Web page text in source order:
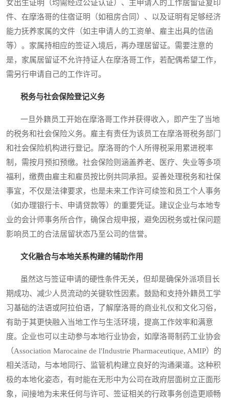
女出生证明（均需经过公证认证）、主申请人的工作居留证复印
件、在摩洛哥的住宿证明（如租房合同）、以及证明有足够经济
能力抚养家属的文件（如主申请人的工资单、雇主出具的信函
等）。家属持相应的签证入境后，再办理居留证。需要注意的
是，家属居留证不允许持证人在摩洛哥工作，若配偶希望工作，
需另行申请自己的工作许可。
税务与社会保险登记义务
一旦外籍员工开始在摩洛哥工作并获得收入，即产生了当地
的税务和社会保险义务。雇主有责任为该员工在摩洛哥税务部门
和社会保险机构进行登记。摩洛哥的个人所得税采用累进税率
制，需按月预扣预缴。社会保险则涵盖养老、医疗、失业等多项
福利，缴费由雇主和雇员按比例共同承担。妥善处理税务和社保
事宜，不仅是法律要求，也是未来工作许可续签和员工个人事务
（如办理银行卡、申请贷款等）的重要凭证。建议企业与本地专
业的会计师事务所合作，确保合规申报，避免因税务或社保问题
影响员工的合法居留状态乃至公司的信誉。
文化融合与本地关系构建的辅助作用
虽然这与签证申请的硬性条件无关，但却是确保外派项目长
期成功、减少人员流动的关键软性因素。鼓励和支持外籍员工学
习基础的法语或阿拉伯语，了解摩洛哥的商业礼仪和文化习俗，
有助于其更快融入当地工作与生活环境，提高工作效率和满意
度。企业也可以主动参与本地行业协会，如摩洛哥制药工业协会
（Association Marocaine de l'Industrie Pharmaceutique, AMIP）的
相关活动，与本地同行、监管机构建立良好的沟通渠道。这种积
极的本地化姿态，有时能在无形中为公司在政府层面树立正面形
象，间接地为未来任何与许可、签证相关的行政事务创造更顺畅